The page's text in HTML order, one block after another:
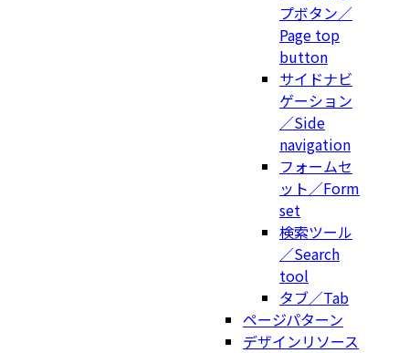
プボタン／
Page top
button
サイドナビ
ゲーション
／Side
navigation
フォームセ
ット／Form
set
検索ツール
／Search
tool
タブ／Tab
ページパターン
デザインリソース